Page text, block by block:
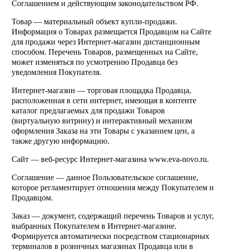
Соглашением и действующим законодательством РФ.
Товар — материальный объект купли-продажи.
Информация о Товарах размещается Продавцом на Сайте
для продажи через Интернет-магазин дистанционным
способом. Перечень Товаров, размещенных на Сайте,
может изменяться по усмотрению Продавца без
уведомления Покупателя.
Интернет-магазин — торговая площадка Продавца,
расположенная в сети интернет, имеющая в контенте
каталог предлагаемых для продажи Товаров
(виртуальную витрину) и интерактивный механизм
оформления Заказа на эти Товары с указанием цен, а
также другую информацию.
Сайт — веб-ресурс Интернет-магазина www.eva-novo.ru.
Соглашение — данное Пользовательское соглашение,
которое регламентирует отношения между Покупателем и
Продавцом.
Заказ — документ, содержащий перечень Товаров и услуг,
выбранных Покупателем в Интернет-магазине.
Формируется автоматически посредством стационарных
терминалов в розничных магазинах Продавца или в